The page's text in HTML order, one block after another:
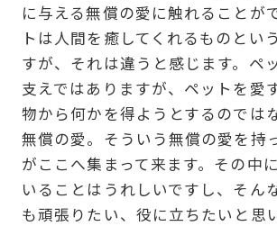
に与える無償の愛に触れることが
トは人間を癒してくれるものとい
すが、それは違うと感じます。ペ
支えではありますが、ペットを愛
物から何かを得ようとするのでは
無償の愛。そういう無償の愛を持
がここへ集まって来ます。その中
いることはうれしいですし、そん
も頑張りたい、役に立ちたいと思